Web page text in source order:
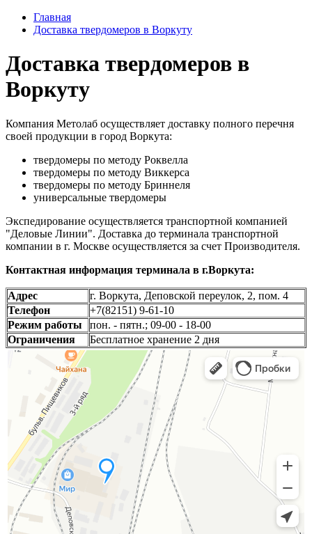
Главная
Доставка твердомеров в Воркуту
Доставка твердомеров в
Воркуту
Компания Метолаб осуществляет доставку полного перечня
своей продукции в город Воркутa:
твердомеры по методу Роквелла
твердомеры по методу Виккерса
твердомеры по методу Бриннеля
универсальные твердомеры
Экспедирование осуществляется транспортной компанией
"Деловые Линии". Доставка до терминала транспортной
компании в г. Москве осуществляется за счет Производителя.
Контактная информация терминала в г.Воркута:
Адрес
г. Воркута, Деповской переулок, 2, пом. 4
Телефон
+7(82151) 9-61-10
Режим работы
пон. - пятн.; 09-00 - 18-00
Ограничения
Бесплатное хранение 2 дня